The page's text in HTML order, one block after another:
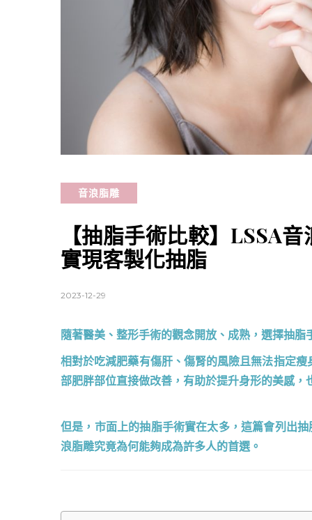
音浪脂雕
【抽脂手術比較】LSSA
實現客製化抽脂
2023-12-29
隨著醫美、整形手術的觀念開放、成熟，選擇抽
相對於吃減肥藥有傷肝、傷腎的風險且無法指定
部肥胖部位直接做改善，有助於提升身形的美感，
但是，市面上的抽脂手術實在太多，這篇會列出
浪脂雕究竟為何能夠成為許多人的首選。